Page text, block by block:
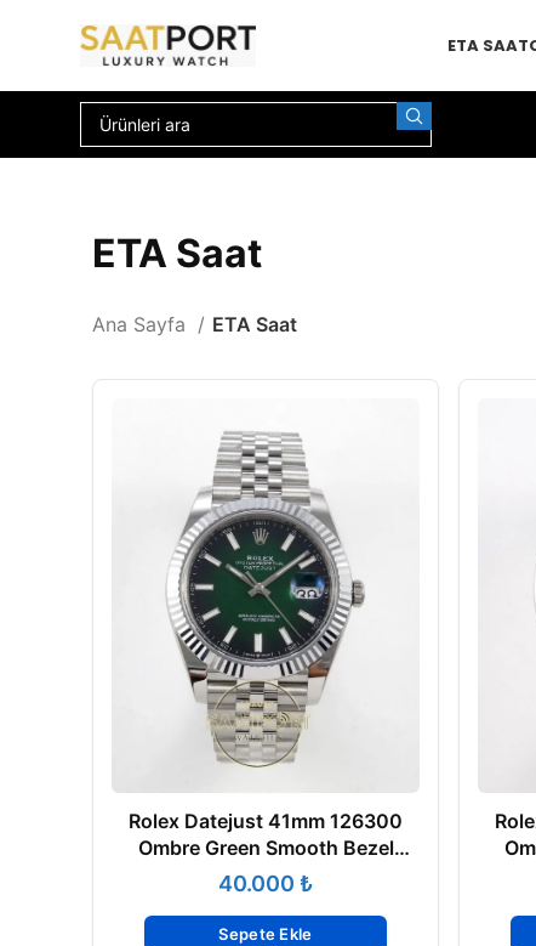
ETA SAAT
ETA Saat
Ana Sayfa ETA Saat
Rolex Datejust 41mm 126300
Ombre Green Smooth Bezel
Jubilee VSF Factory Eta Saat
₺
Sepete Ekle